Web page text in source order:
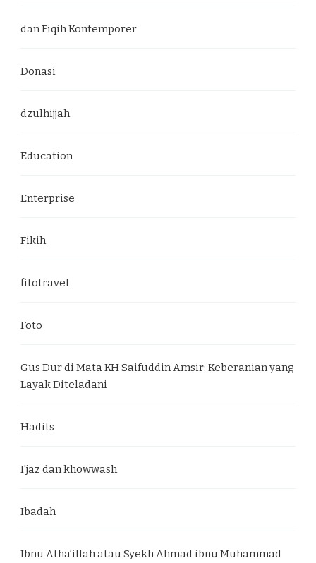
dan Fiqih Kontemporer
Donasi
dzulhijjah
Education
Enterprise
Fikih
fitotravel
Foto
Gus Dur di Mata KH Saifuddin Amsir: Keberanian yang
Layak Diteladani
Hadits
I'jaz dan khowwash
Ibadah
Ibnu Atha’illah atau Syekh Ahmad ibnu Muhammad